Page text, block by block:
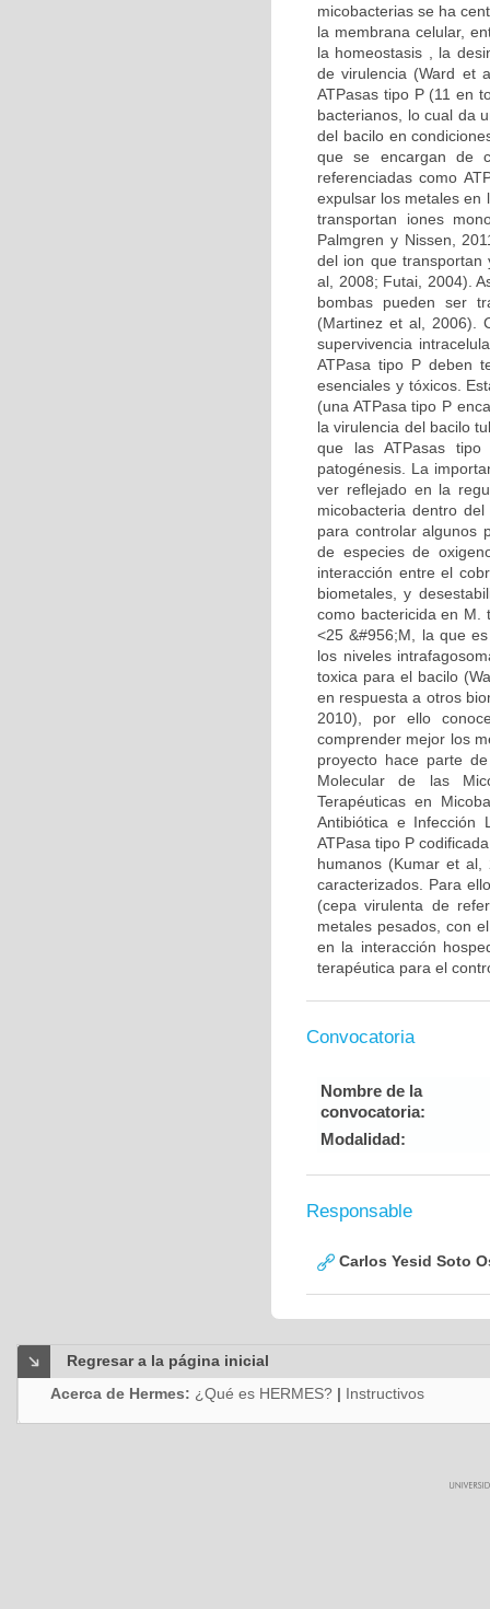
micobacterias se ha
la membrana celular,
la homeostasis , la
de virulencia (Ward et
ATPasas tipo P (11 en
bacterianos, lo cual da
del bacilo en
que se encargan de
referenciadas como
expulsar los metales en
transportan iones
Palmgren y Nissen,
del ion que transportan
al, 2008; Futai, 2004).
bombas pueden ser
(Martinez et al, 2006).
supervivencia
ATPasa tipo P deben
esenciales y tóxicos.
(una ATPasa tipo P
la virulencia del bacilo
que las ATPasas
patogénesis. La
ver reflejado en la
micobacteria dentro
para controlar algunos
de especies de
interacción entre el
biometales, y
como bactericida en M.
<25 &#956;M, la que
los niveles
toxica para el bacilo
en respuesta a otros
2010), por ello
comprender mejor los
proyecto hace parte
Molecular de las
Terapéuticas en
Antibiótica e Infección
ATPasa tipo P
humanos (Kumar et
caracterizados. Para
(cepa virulenta de
metales pesados, con
en la interacción
terapéutica para el
Convocatoria
Nombre de la
convocatoria:
Modalidad:
Responsable
Carlos Yesid Soto
Regresar a la página inicial
Acerca de Hermes: ¿Qué es HERMES? | Instructivos